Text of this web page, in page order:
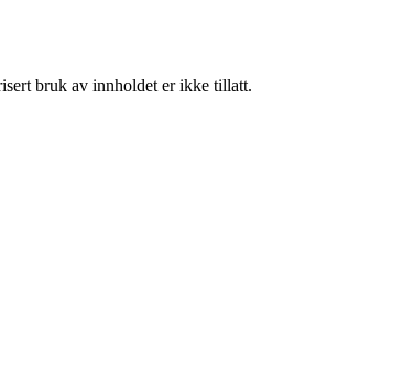
bruk av innholdet er ikke tillatt.